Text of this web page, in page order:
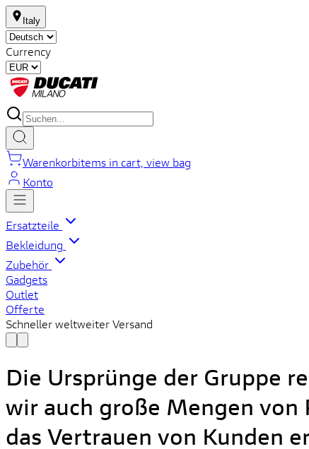
Italy
Currency
Warenkorbitems in cart, view bag
Konto
Ersatzteile
Bekleidung
Zubehör
Gadgets
Outlet
Offerte
Schneller weltweiter Versand
Die Ursprünge der Gruppe
wir auch große Mengen
das Vertrauen von Kunden